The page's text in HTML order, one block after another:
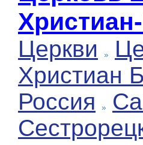
Церкви
Христиан
Россия